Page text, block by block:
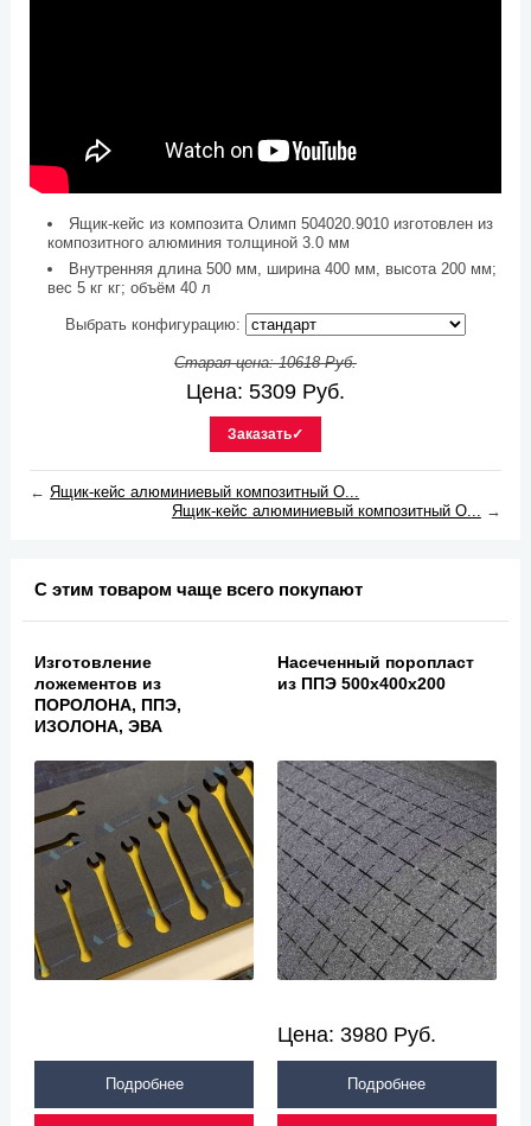
Ящик-кейс из композита Олимп 504020.9010 изготовлен из
композитного алюминия толщиной 3.0 мм
Внутренняя длина 500 мм, ширина 400 мм, высота 200 мм;
вес 5 кг кг; объём 40 л
Выбрать конфигурацию:
Старая цена:10618Руб.
Цена: 5309 Руб.
Заказать✓
← Ящик-кейс алюминиевый композитный О...
Ящик-кейс алюминиевый композитный О...
→
С этим товаром чаще всего покупают
Изготовление
ложементов из
ПОРОЛОНА, ППЭ,
ИЗОЛОНА, ЭВА
Подробнее
Насеченный поропласт
из ППЭ 500х400х200
Цена: 3980 Руб.
Подробнее